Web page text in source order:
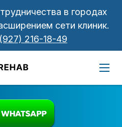
в городах
сети клиник.
216-18-49